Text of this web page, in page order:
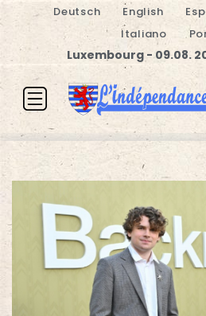
Deutsch English
Italiano
Luxembourg - 09.08.